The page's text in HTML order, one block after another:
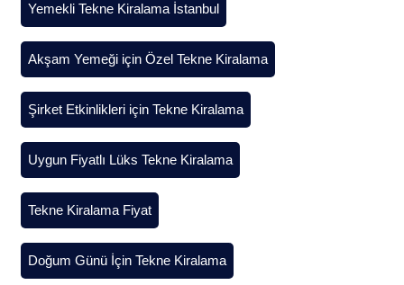
Yemekli Tekne Kiralama İstanbul
Akşam Yemeği için Özel Tekne Kiralama
Şirket Etkinlikleri için Tekne Kiralama
Uygun Fiyatlı Lüks Tekne Kiralama
Tekne Kiralama Fiyat
Doğum Günü İçin Tekne Kiralama